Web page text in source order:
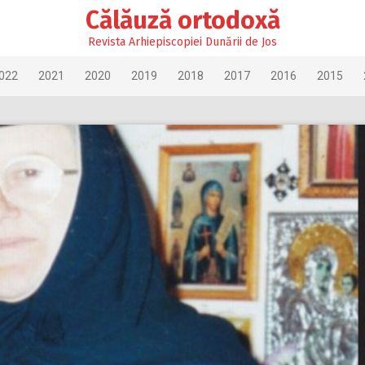
Călăuză ortodoxă
Revista Arhiepiscopiei Dunării de Jos
2021 2020 2019 2018 2017 2016 2015